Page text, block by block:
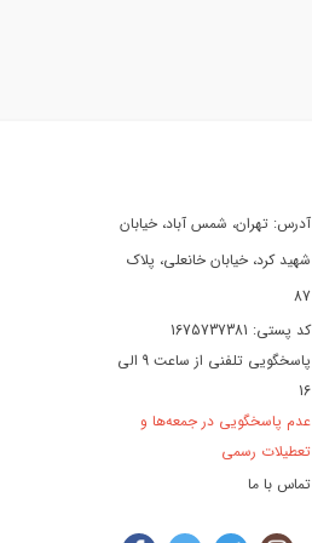
آدرس: تهران، شمس آباد، خیابان
شهید کرد، خیابان خانعلی، پلاک
87
کد پستی: 1675737381
پاسخگویی تلفنی از ساعت 9 الی
16
عدم پاسخگویی در جمعه‌ها و
تعطیلات رسمی
تماس با ما